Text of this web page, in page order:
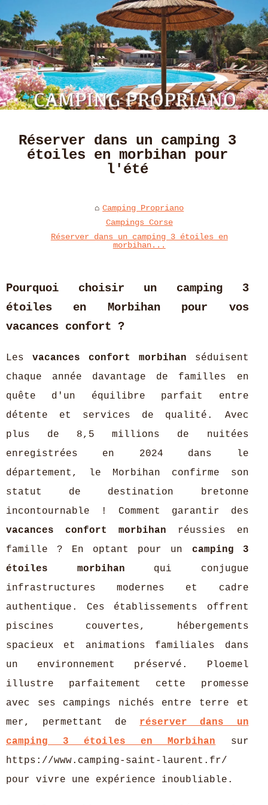
Réserver dans un camping 3
étoiles en morbihan pour
l'été
Camping Propriano
Campings Corse
Réserver dans un camping 3 étoiles en
morbihan...
Pourquoi choisir un camping 3
étoiles en Morbihan pour vos
vacances confort ?
Les vacances confort morbihan séduisent
chaque année davantage de familles en
quête d'un équilibre parfait entre
détente et services de qualité. Avec
plus de 8,5 millions de nuitées
enregistrées en 2024 dans le
département, le Morbihan confirme son
statut de destination bretonne
incontournable ! Comment garantir des
vacances confort morbihan réussies en
famille ? En optant pour un camping 3
étoiles morbihan qui conjugue
infrastructures modernes et cadre
authentique. Ces établissements offrent
piscines couvertes, hébergements
spacieux et animations familiales dans
un environnement préservé. Ploemel
illustre parfaitement cette promesse
avec ses campings nichés entre terre et
mer, permettant de réserver dans un
camping 3 étoiles en Morbihan sur
https://www.camping-saint-laurent.fr/
pour vivre une expérience inoubliable.